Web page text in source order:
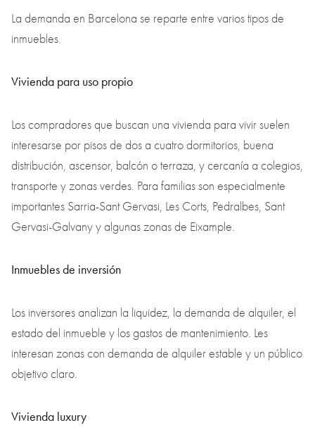
La demanda en Barcelona se reparte entre varios tipos de
inmuebles.
Vivienda para uso propio
Los compradores que buscan una vivienda para vivir suelen
interesarse por pisos de dos a cuatro dormitorios, buena
distribución, ascensor, balcón o terraza, y cercanía a colegios,
transporte y zonas verdes. Para familias son especialmente
importantes Sarria-Sant Gervasi, Les Corts, Pedralbes, Sant
Gervasi-Galvany y algunas zonas de Eixample.
Inmuebles de inversión
Los inversores analizan la liquidez, la demanda de alquiler, el
estado del inmueble y los gastos de mantenimiento. Les
interesan zonas con demanda de alquiler estable y un público
objetivo claro.
Vivienda luxury